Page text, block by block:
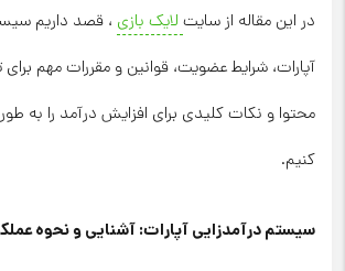
در این مقاله از سایت لایک بازی ، قصد داریم
آپارات، شرایط عضویت، قوانین و مقررات مهم برای
محتوا و نکات کلیدی برای افزایش درآمد را به
کنیم.
سیستم درآمدزاییآپارات: آشنایی و نحوه